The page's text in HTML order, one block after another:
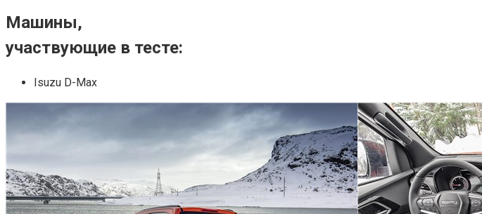
Машины,
участвующие в тесте:
Isuzu D-Max